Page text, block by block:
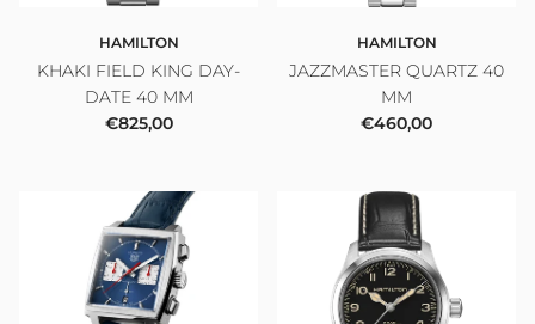
HAMILTON
KHAKI FIELD KING DAY-
DATE 40 MM
Prezzo normale
€825,00
HAMILTON
JAZZMASTER QUARTZ 40
MM
Prezzo normale
€460,00